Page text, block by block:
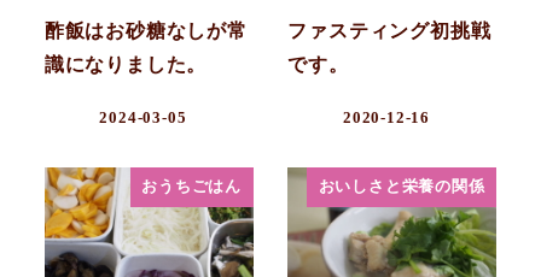
酢飯はお砂糖なしが常
識になりました。
2024-03-05
ファスティング初挑戦
です。
2020-12-16
おうちごはん おいしさと栄養の関係